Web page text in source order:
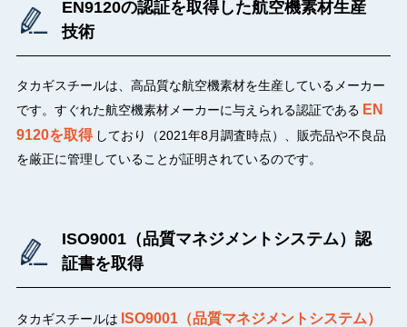
EN9120の認証を取得した航空機素材生産
技術
タカギスチールは、高品質な航空機素材を生産しているメーカー
です。すぐれた航空機素材メーカーに与えられる認証である EN
9120を取得 しており（2021年8月調査時点）、販売品や不良品
を厳正に管理していることが証明されているのです。
ISO9001（品質マネジメントシステム）認
証書を取得
タカギスチールは ISO9001（品質マネジメントシステム）